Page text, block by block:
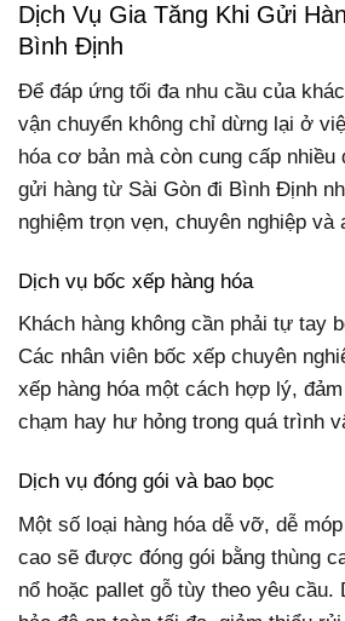
Dịch Vụ Gia Tăng Khi Gửi
Bình Định
Để đáp ứng tối đa nhu cầu của
vận chuyển không chỉ dừng lại ở
hóa cơ bản mà còn cung cấp nhiều
gửi hàng từ Sài Gòn đi Bình Định
nghiệm trọn vẹn, chuyên nghiệp và
Dịch vụ bốc xếp hàng hóa
Khách hàng không cần phải tự tay
Các nhân viên bốc xếp chuyên
xếp hàng hóa một cách hợp lý,
chạm hay hư hỏng trong quá trình
Dịch vụ đóng gói và bao bọc
Một số loại hàng hóa dễ vỡ, dễ
cao sẽ được đóng gói bằng thùng
nổ hoặc pallet gỗ tùy theo yêu cầu.